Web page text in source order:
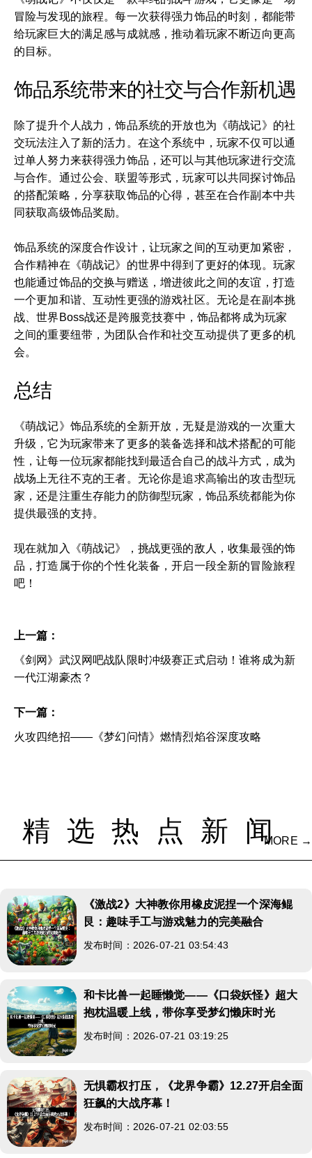
冒险与发现的旅程。每一次获得强力饰品的时刻，都能带
给玩家巨大的满足感与成就感，推动着玩家不断迈向更高
的目标。
饰品系统带来的社交与合作新机遇
除了提升个人战力，饰品系统的开放也为《萌战记》的社
交玩法注入了新的活力。在这个系统中，玩家不仅可以通
过单人努力来获得强力饰品，还可以与其他玩家进行交流
与合作。通过公会、联盟等形式，玩家可以共同探讨饰品
的搭配策略，分享获取饰品的心得，甚至在合作副本中共
同获取高级饰品奖励。
饰品系统的深度合作设计，让玩家之间的互动更加紧密，
合作精神在《萌战记》的世界中得到了更好的体现。玩家
也能通过饰品的交换与赠送，增进彼此之间的友谊，打造
一个更加和谐、互动性更强的游戏社区。无论是在副本挑
战、世界Boss战还是跨服竞技赛中，饰品都将成为玩家
之间的重要纽带，为团队合作和社交互动提供了更多的机
会。
总结
《萌战记》饰品系统的全新开放，无疑是游戏的一次重大
升级，它为玩家带来了更多的装备选择和战术搭配的可能
性，让每一位玩家都能找到最适合自己的战斗方式，成为
战场上无往不克的王者。无论你是追求高输出的攻击型玩
家，还是注重生存能力的防御型玩家，饰品系统都能为你
提供最强的支持。
现在就加入《萌战记》，挑战更强的敌人，收集最强的饰
品，打造属于你的个性化装备，开启一段全新的冒险旅程
吧！
上一篇：
《剑网》武汉网吧战队限时冲级赛正式启动！谁将成为新
一代江湖豪杰？
下一篇：
火攻四绝招——《梦幻问情》燃情烈焰谷深度攻略
精选热点新闻
MORE →
《激战2》大神教你用橡皮泥捏一个深海鲲
艮：趣味手工与游戏魅力的完美融合
发布时间：2026-07-21 03:54:43
和卡比兽一起睡懒觉——《口袋妖怪》超大
抱枕温暖上线，带你享受梦幻懒床时光
发布时间：2026-07-21 03:19:25
无惧霸权打压，《龙界争霸》12.27开启全面
狂飙的大战序幕！
发布时间：2026-07-21 02:03:55